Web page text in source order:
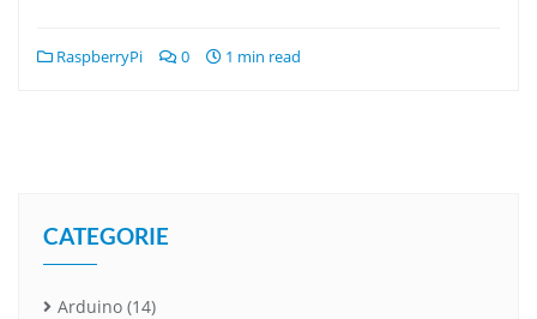
RaspberryPi 0 1 min read
CATEGORIE
Arduino (14)